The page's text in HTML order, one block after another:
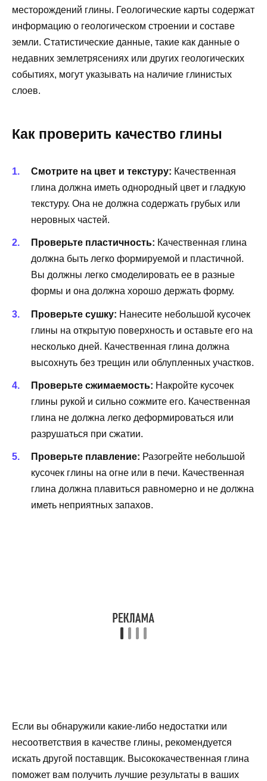
месторождений глины. Геологические карты содержат
информацию о геологическом строении и составе
земли. Статистические данные, такие как данные о
недавних землетрясениях или других геологических
событиях, могут указывать на наличие глинистых
слоев.
Как проверить качество глины
Смотрите на цвет и текстуру: Качественная
глина должна иметь однородный цвет и гладкую
текстуру. Она не должна содержать грубых или
неровных частей.
Проверьте пластичность: Качественная глина
должна быть легко формируемой и пластичной.
Вы должны легко смоделировать ее в разные
формы и она должна хорошо держать форму.
Проверьте сушку: Нанесите небольшой кусочек
глины на открытую поверхность и оставьте его на
несколько дней. Качественная глина должна
высохнуть без трещин или облупленных участков.
Проверьте сжимаемость: Накройте кусочек
глины рукой и сильно сожмите его. Качественная
глина не должна легко деформироваться или
разрушаться при сжатии.
Проверьте плавление: Разогрейте небольшой
кусочек глины на огне или в печи. Качественная
глина должна плавиться равномерно и не должна
иметь неприятных запахов.
Если вы обнаружили какие-либо недостатки или
несоответствия в качестве глины, рекомендуется
искать другой поставщик. Высококачественная глина
поможет вам получить лучшие результаты в ваших